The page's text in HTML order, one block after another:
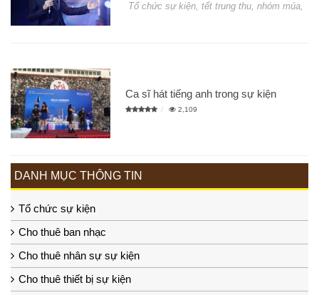
Tổ chức sự kiện, tết trung thu, nhóm múa,
Ca sĩ hát tiếng anh trong sự kiện
2,109
DANH MỤC THÔNG TIN
Tổ chức sự kiện
Cho thuê ban nhạc
Cho thuê nhân sự sự kiện
Cho thuê thiết bị sự kiện